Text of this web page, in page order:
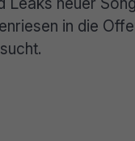
in die